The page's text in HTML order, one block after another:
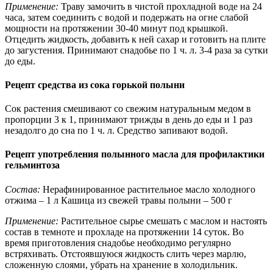
Применение: Траву замочить в чистой прохладной воде на 24
часа, затем соединить с водой и подержать на огне слабой
мощности на протяжении 30-40 минут под крышкой.
Отцедить жидкость, добавить к ней сахар и готовить на плите
до загустения. Принимают снадобье по 1 ч. л. 3-4 раза за сутки
до еды.
Рецепт средства из сока горькой полыни
Сок растения смешивают со свежим натуральным медом в
пропорции 3 к 1, принимают трижды в день до еды и 1 раз
незадолго до сна по 1 ч. л. Средство запивают водой.
Рецепт употребления полынного масла для профилактики
гельминтоза
Состав: Нерафинированное растительное масло холодного
отжима – 1 л Кашица из свежей травы полыни – 500 г
Применение: Растительное сырье смешать с маслом и настоять
состав в темноте и прохладе на протяжении 14 суток. Во
время приготовления снадобье необходимо регулярно
встряхивать. Отстоявшуюся жидкость слить через марлю,
сложенную слоями, убрать на хранение в холодильник.